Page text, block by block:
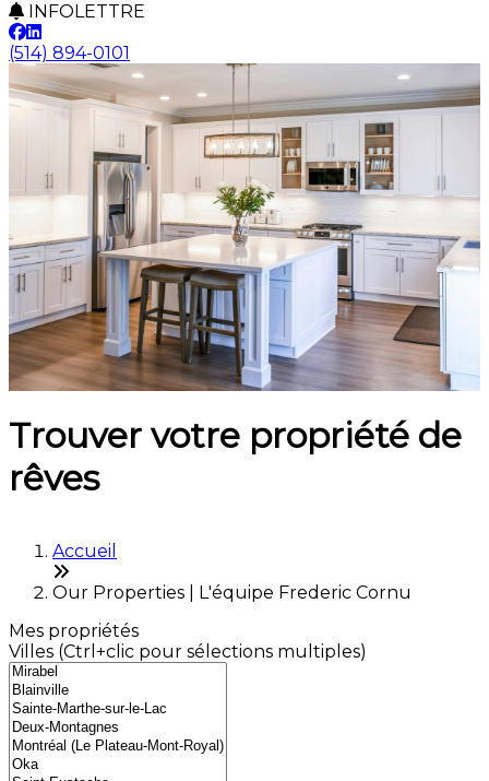
INFOLETTRE
(514) 894-0101
Trouver votre propriété de
rêves
Accueil
Our Properties | L'équipe Frederic Cornu
Mes propriétés
Villes (Ctrl+clic pour sélections multiples)